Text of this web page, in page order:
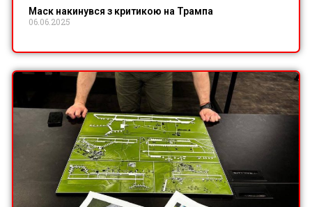
Маск накинувся з критикою на Трампа
06.06.2025